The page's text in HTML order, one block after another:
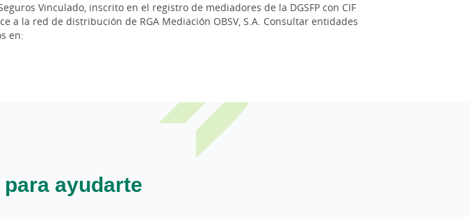
Vinculado, inscrito en el registro de mediadores de la DGSFP con CIF
a la red de distribución de RGA Mediación OBSV, S.A. Consultar entidades
en:
ayudarte